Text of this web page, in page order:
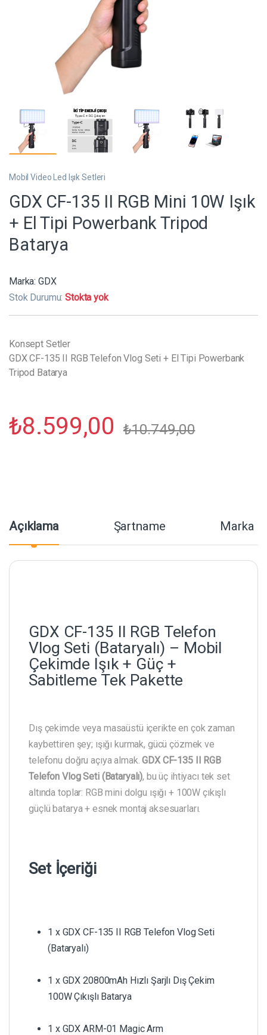
Mobil Video Led Işık Setleri
GDX CF-135 II RGB Mini 10W Işık
+ El Tipi Powerbank Tripod
Batarya
Marka: GDX
Stok Durumu:Stokta yok
Konsept Setler
GDX CF-135 II RGB Telefon Vlog Seti + El Tipi Powerbank
Tripod Batarya
₺8.599,00 ₺10.749,00
Açıklama Şartname Marka
GDX CF-135 II RGB Telefon
Vlog Seti (Bataryalı) – Mobil
Çekimde Işık + Güç +
Sabitleme Tek Pakette
Dış çekimde veya masaüstü içerikte en çok zaman
kaybettiren şey; ışığı kurmak, gücü çözmek ve
telefonu doğru açıya almak.GDX CF-135 II RGB
Telefon Vlog Seti (Bataryalı), bu üç ihtiyacı tek set
altında toplar: RGB mini dolgu ışığı + 100W çıkışlı
güçlü batarya + esnek montaj aksesuarları.
Set İçeriği
1 x GDX CF-135 II RGB Telefon Vlog Seti
(Bataryalı)
1 x GDX 20800mAh Hızlı Şarjlı Dış Çekim
100W Çıkışlı Batarya
1 x GDX ARM-01 Magic Arm